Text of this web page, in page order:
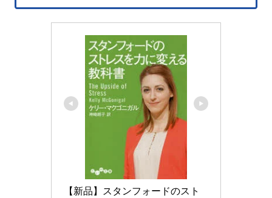
【新品】スタンフォードのスト